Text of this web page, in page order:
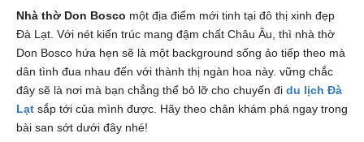
Nhà thờ Don Bosco một địa điểm mới tinh tại đô thị xinh đẹp
Đà Lạt. Với nét kiến trúc mang đậm chất Châu Âu, thì nhà thờ
Don Bosco hứa hẹn sẽ là một background sống ảo tiếp theo mà
dân tình đua nhau đến với thành thị ngàn hoa này. vững chắc
đây sẽ là nơi mà bạn chẳng thể bỏ lỡ cho chuyến đi du lịch Đà
Lạt sắp tới của mình được. Hãy theo chân khám phá ngay trong
bài san sớt dưới đây nhé!